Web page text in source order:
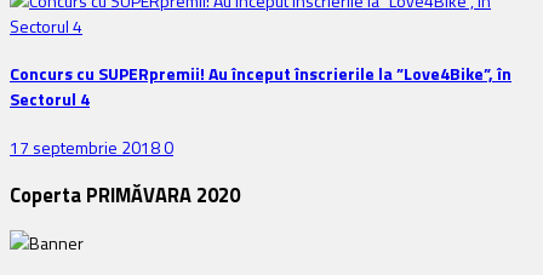
Concurs cu SUPERpremii! Au început înscrierile la ”Love4Bike”, în
Sectorul 4
17 septembrie 20180
Coperta PRIMĂVARA 2020